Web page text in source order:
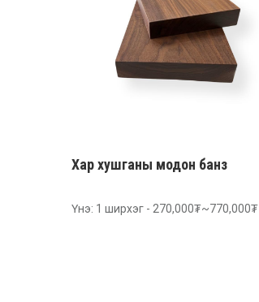
Хар хушганы модон банз
Үнэ: 1 ширхэг - 270,000₮~770,000₮